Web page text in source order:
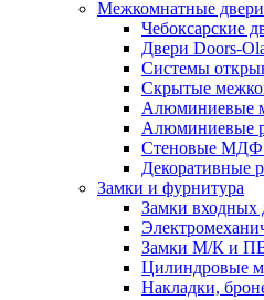
Межкомнатные двери
Чебоксарские
Двери Doors-
Системы
Скрытые
Алюминиевые
Алюминиевые
Стеновые МДФ
Декоративные
Замки и фурнитура
Замки входных
Замки М/К и
Цилиндровые
Накладки,